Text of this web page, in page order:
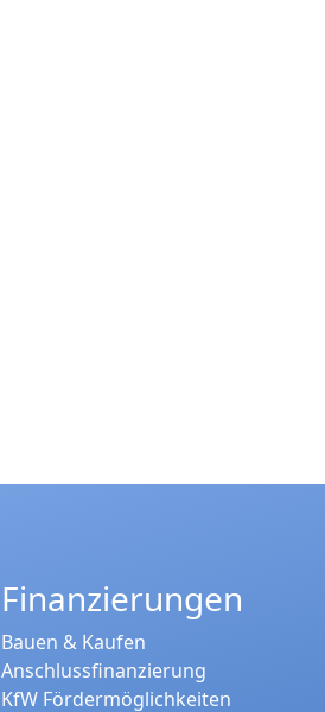
Finanzierungen
Bauen & Kaufen
Anschlussfinanzierung
KfW Fördermöglichkeiten